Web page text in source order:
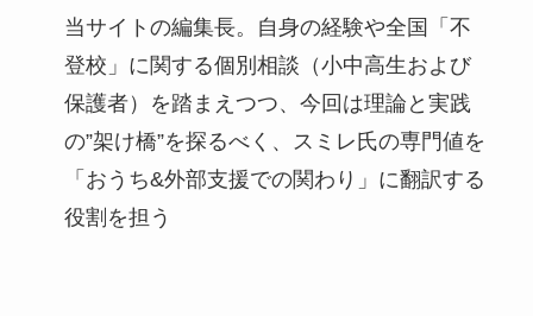
当サイトの編集長。自身の経験や全国「不
登校」に関する個別相談（小中高生および
保護者）を踏まえつつ、今回は理論と実践
の”架け橋”を探るべく、スミレ氏の専門値を
「おうち&外部支援での関わり」に翻訳する
役割を担う